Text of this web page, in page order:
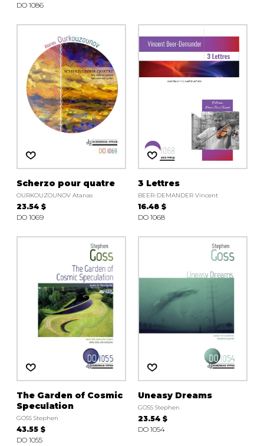
DO 1086
Scherzo pour quatre
OURKOUZOUNOV Atanas
23.54 $
DO 1069
3 Lettres
BEER-DEMANDER Vincent
16.48 $
DO 1068
The Garden of Cosmic
Speculation
GOSS Stephen
43.55 $
DO 1055
Uneasy Dreams
GOSS Stephen
23.54 $
DO 1054